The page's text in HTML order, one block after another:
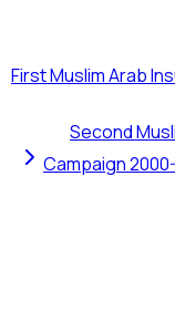
First Muslim Arab
Second
Campaign